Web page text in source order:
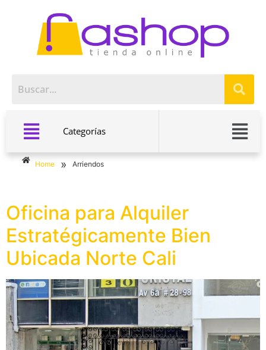
Categorías
Home » Arriendos
Oficina para Alquiler
Estratégicamente Bien
Ubicada Norte Cali